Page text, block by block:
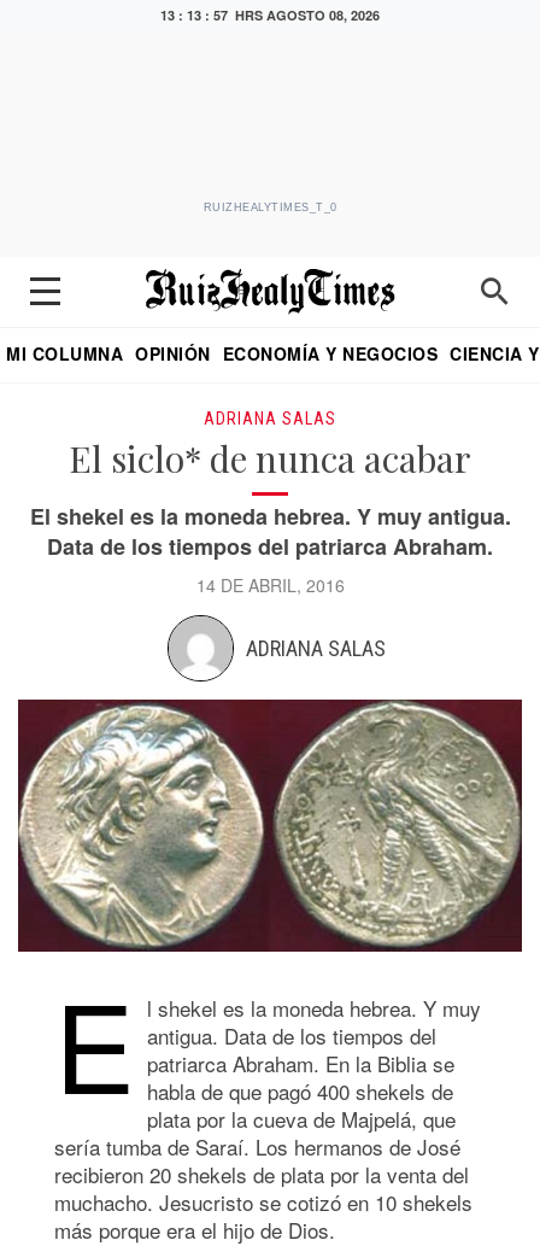
13 : 13 : 58 HRS AGOSTO 08, 2026
RUIZHEALYTIMES_T_0
MI COLUMNA OPINIÓN ECONOMÍA Y NEGOCIOS CIENCIA
ADRIANA SALAS
El siclo* de nunca acabar
El shekel es la moneda hebrea. Y muy antigua.
Data de los tiempos del patriarca Abraham.
14 DE ABRIL, 2016
ADRIANA SALAS
E
l shekel es la moneda hebrea. Y muy
antigua. Data de los tiempos del
patriarca Abraham. En la Biblia se
habla de que pagó 400 shekels de
plata por la cueva de Majpelá, que
sería tumba de Saraí. Los hermanos de José
recibieron 20 shekels de plata por la venta del
muchacho. Jesucristo se cotizó en 10 shekels
más porque era el hijo de Dios.